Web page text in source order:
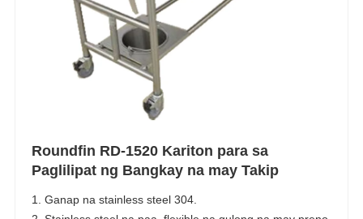
Roundfin RD-1520 Kariton para sa
Paglilipat ng Bangkay na may Takip
1. Ganap na stainless steel 304.